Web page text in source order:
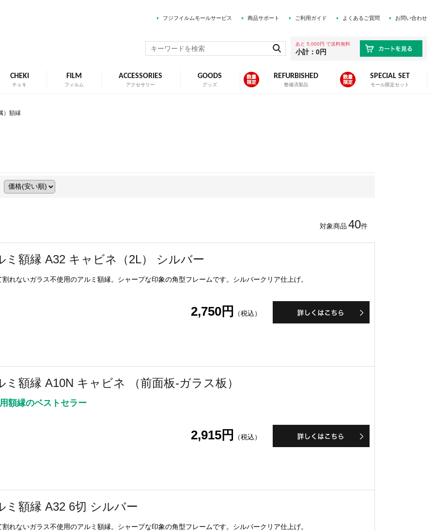
フジフイルムモールサービス 商品サポート ご利用ガイド よくあるご質問 お問い合わせ
あと 5,000円 で送料無料
小計：0円
CHEKI
チェキ
FILM
フィルム
ACCESSORIES
アクセサリー
GOODS
グッズ
REFURBISHED
整備済製品
SPECIAL SET
モール限定セット
）額縁
対象商品 40件
ミ額縁 A32 キャビネ（2L） シルバー
割れないガラス不使用のアルミ額縁。シャープな印象の角型フレームです。シルバークリア仕上げ。
2,750円 （税込）
ミ額縁 A10N キャビネ （前面板-ガラス板）
額縁のベストセラー
2,915円 （税込）
ミ額縁 A32 6切 シルバー
割れないガラス不使用のアルミ額縁。シャープな印象の角型フレームです。シルバークリア仕上げ。